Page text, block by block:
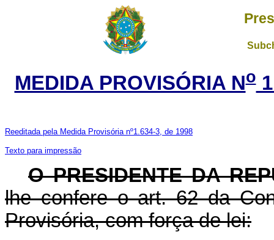
MEDIDA PROVISÓRIA No
Reeditada pela Medida Provisória nº1.634-3, de 1998
Texto para impressão
O PRESIDENTE DA
lhe confere o art. 62 da
Provisória, com força de lei: